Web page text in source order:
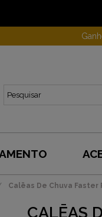
Calēas De Chuva
CALĒAS